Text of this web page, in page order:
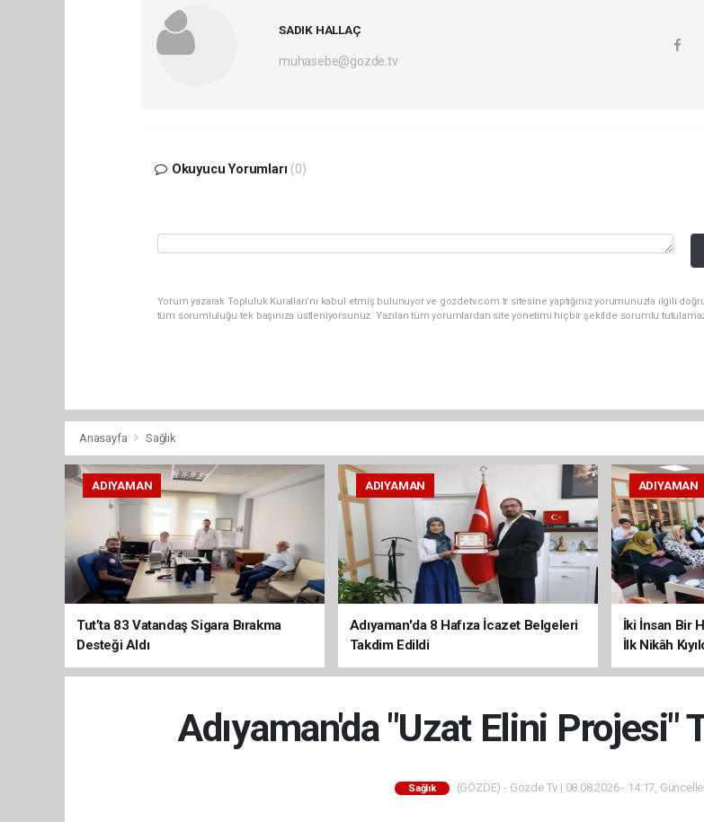
SADIK HALLAÇ
muhasebe@gozde.tv
Okuyucu Yorumları (0)
Yorum yazarak Topluluk Kuralları’nı kabul etmiş bulunuyor ve gozdetv.com.tr sitesine yaptığınız yorumunuzla ilgili
tüm sorumluluğu tek başınıza üstleniyorsunuz. Yazılan tüm yorumlardan site yönetimi hiçbir şekilde sorumlu
Anasayfa Sağlık
ADIYAMAN
Tut’ta 83 Vatandaş Sigara Bırakma
Desteği Aldı
ADIYAMAN
Adıyaman'da 8 Hafıza İcazet Belgeleri
Takdim Edildi
ADIYAMAN
İki İnsan Bir
İlk Nikâh
Adıyaman'da "Uzat Elini Projesi"
Sağlık (GÖZDE) - Gözde Tv | 08.08.2026 - 14:17,